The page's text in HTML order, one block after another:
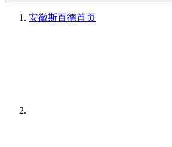
安徽斯百德首页